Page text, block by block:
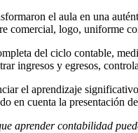
el aula en una
comercial, logo, uniforme
del ciclo contable,
ingresos y egresos,
el aprendizaje
en cuenta la presentación
aprender contabilidad